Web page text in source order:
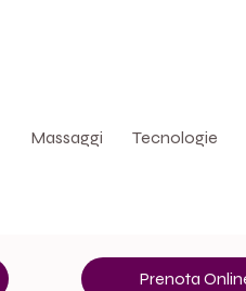
Massaggi Tecnologie
Prenota